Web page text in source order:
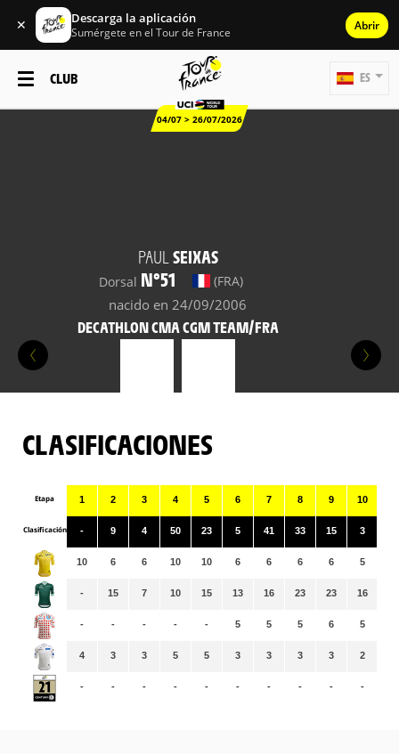
✕ Descarga la aplicación
Sumérgete en el Tour de France Abrir
CLUB
04/07 > 26/07/2026
ES
PAUL SEIXAS
Dorsal N°51 (FRA)
nacido en 24/09/2006
DECATHLON CMA CGM TEAM/FRA
CLASIFICACIONES
Etapa
Clasificación
1
-
10
-
-
4
-
2
9
6
15
-
3
-
3
4
6
7
-
3
-
4
50
10
10
-
5
-
5
23
10
15
-
5
-
6
5
6
13
5
3
-
7
41
6
16
5
3
-
8
33
6
23
5
3
-
9
15
6
23
6
3
-
10
3
5
16
5
2
-